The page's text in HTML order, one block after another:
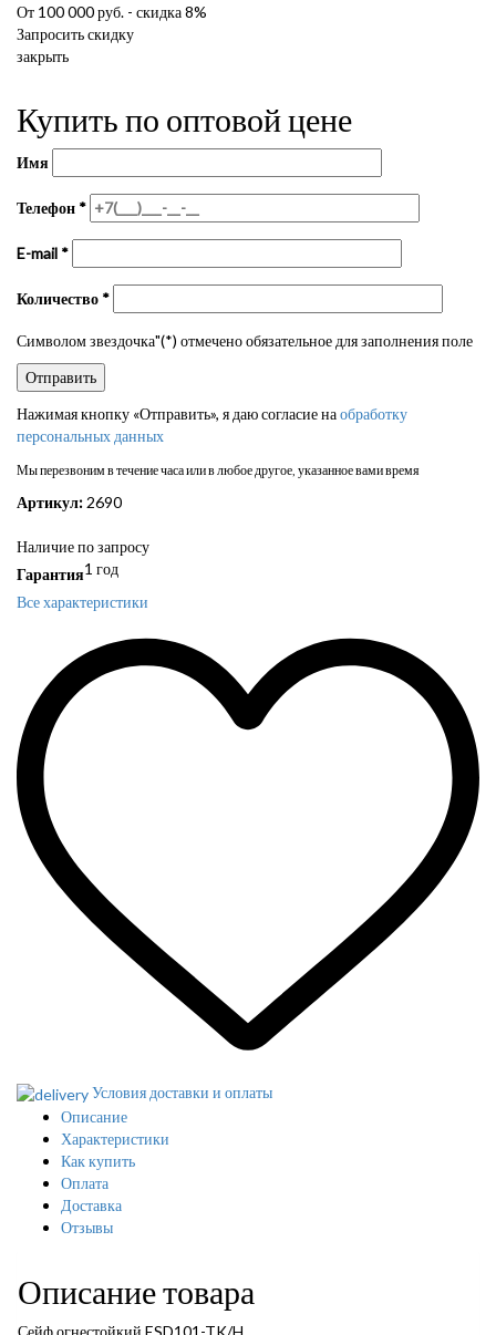
От 100 000 руб. - скидка 8%
Запросить скидку
закрыть
Купить по оптовой цене
Имя
Телефон *
E-mail *
Количество *
Символом звездочка"(*) отмечено обязательное для заполнения поле
Нажимая кнопку «Отправить», я даю согласие наобработку
персональных данных
Мы перезвоним в течение часа или в любое другое, указанное вами время
Артикул: 2690
Наличие по запросу
Гарантия1 год
Все характеристики
Условия доставки и оплаты
Описание
Характеристики
Как купить
Оплата
Доставка
Отзывы
Описание товара
Сейф огнестойкий ESD101-TK/H.